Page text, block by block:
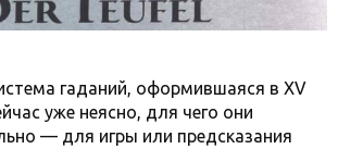
гаданий, оформившаяся в XV
уже неясно, для чего они
— для игры или предсказания